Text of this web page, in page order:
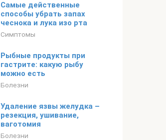
Самые действенные
способы убрать запах
чеснока и лука изо рта
Симптомы
Рыбные продукты при
гастрите: какую рыбу
можно есть
Болезни
Удаление язвы желудка –
резекция, ушивание,
ваготомия
Болезни